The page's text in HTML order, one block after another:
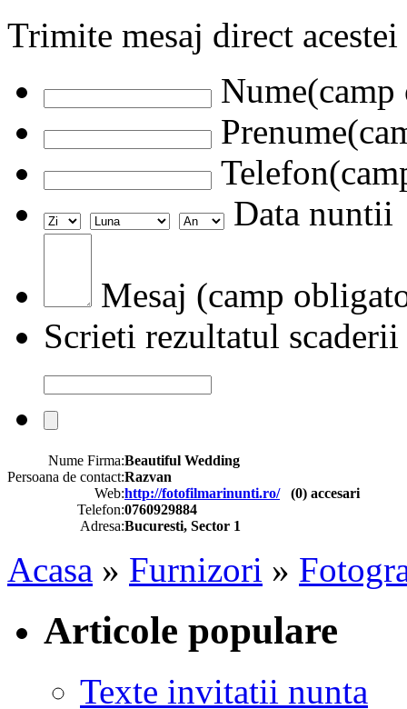
Trimite mesaj direct
Data nuntii
Mesaj (camp
Scrieti rezultatul scaderii
Nume Firma:Beautiful Wedding
Persoana de contact:Razvan
Web:http://fotofilmarinunti.ro/ (0) accesari
Telefon:0760929884
Adresa:Bucuresti, Sector 1
Acasa » Furnizori »
Articole populare
Texte invitatii nunta